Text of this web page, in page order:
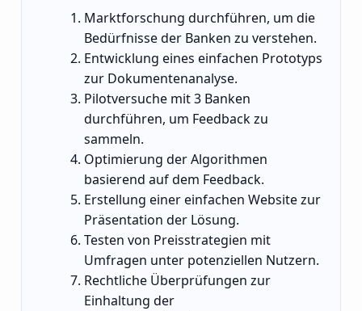
Marktforschung durchführen, um die
Bedürfnisse der Banken zu verstehen.
Entwicklung eines einfachen Prototyps
zur Dokumentenanalyse.
Pilotversuche mit 3 Banken
durchführen, um Feedback zu
sammeln.
Optimierung der Algorithmen
basierend auf dem Feedback.
Erstellung einer einfachen Website zur
Präsentation der Lösung.
Testen von Preisstrategien mit
Umfragen unter potenziellen Nutzern.
Rechtliche Überprüfungen zur
Einhaltung der